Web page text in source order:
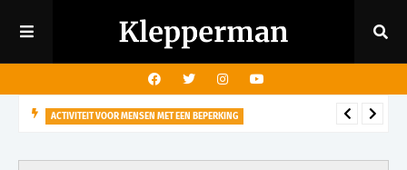
ACTIVITEIT VOOR MENSEN MET EEN BEPERKING
visuele beperking